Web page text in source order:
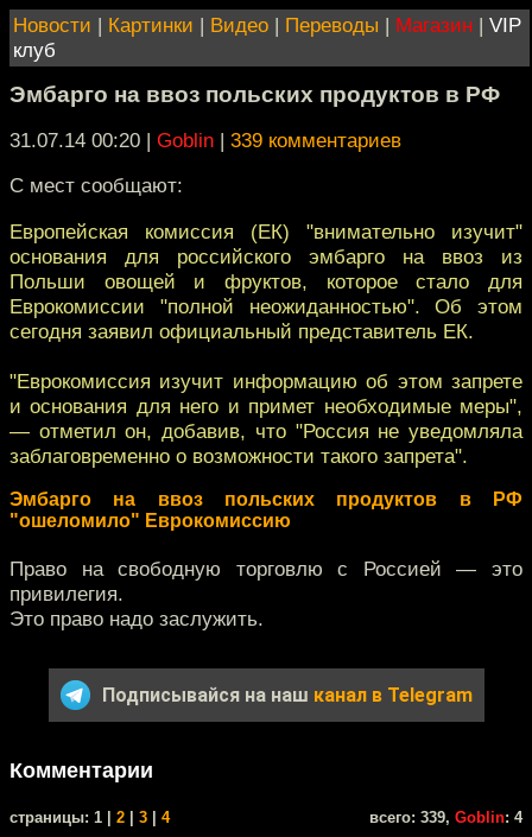
Новости | Картинки | Видео | Переводы | Магазин | VIP
клуб
Эмбарго на ввоз польских продуктов в РФ
31.07.14 00:20 | Goblin | 339 комментариев
С мест сообщают:
Европейская комиссия (ЕК) "внимательно изучит"
основания для российского эмбарго на ввоз из
Польши овощей и фруктов, которое стало для
Еврокомиссии "полной неожиданностью". Об этом
сегодня заявил официальный представитель ЕК.
"Еврокомиссия изучит информацию об этом запрете
и основания для него и примет необходимые меры",
— отметил он, добавив, что "Россия не уведомляла
заблаговременно о возможности такого запрета".
Эмбарго на ввоз польских продуктов в РФ
"ошеломило" Еврокомиссию
Право на свободную торговлю с Россией — это
привилегия.
Это право надо заслужить.
Подписывайся на наш канал в Telegram
Комментарии
cтраницы: 1 | 2 3 4 всего: 339, Goblin: 4